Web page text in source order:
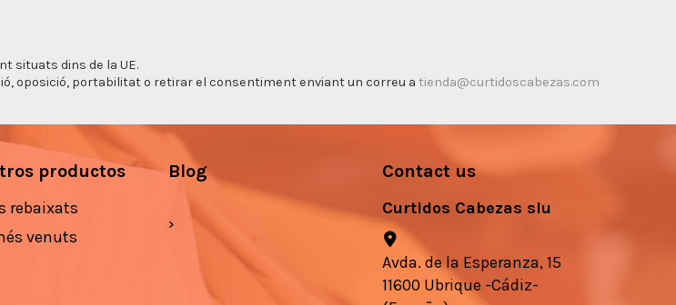
situats dins de la UE.
oposició, portabilitat o retirar el consentiment enviant un correu a tienda@curtidoscabezas.com
productos
rebaixats
venuts
Blog Contact us
Curtidos Cabezas slu
Avda. de la Esperanza, 15
11600 Ubrique -Cádiz-